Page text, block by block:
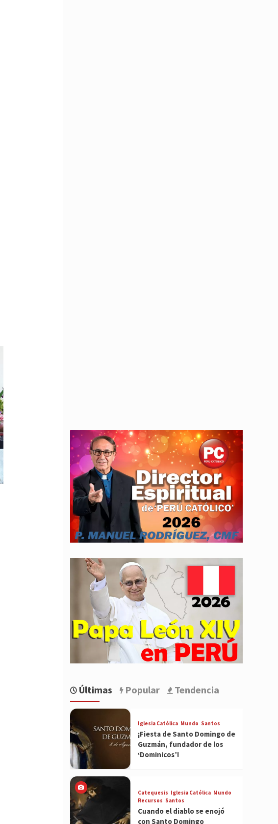
Últimas Popular Tendencia
Iglesia Católica Mundo Santos
¡Fiesta de Santo Domingo de
Guzmán, fundador de los
‘Dominicos’!
Catequesis Iglesia Católica Mundo
Recursos Santos
Cuando el diablo se enojó
con Santo Domingo